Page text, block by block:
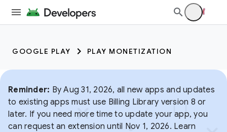
GOOGLE PLAY PLAY MONETIZATION
Reminder: By Aug 31, 2026, all new apps and updates
to existing apps must use Billing Library version 8 or
later. If you need more time to update your app, you
can request an extension until Nov 1, 2026. Learn